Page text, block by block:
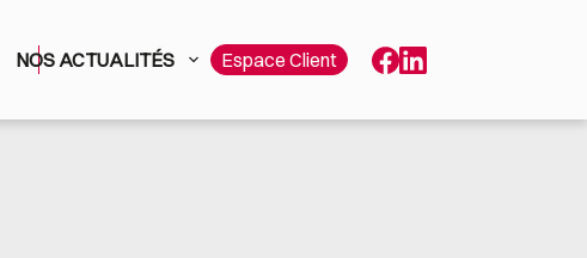
NOS ACTUALITÉS Espace Client